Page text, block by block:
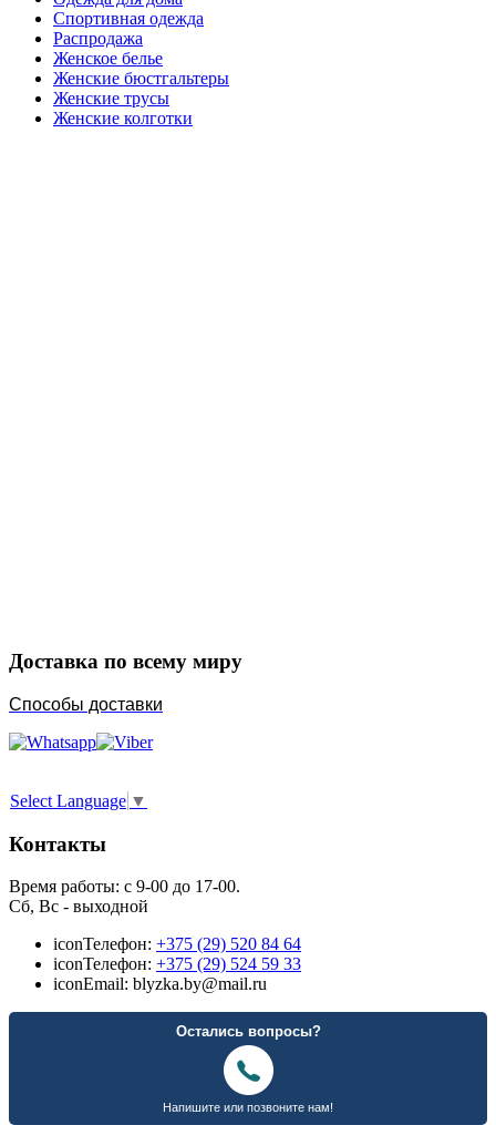
Спортивная одежда
Распродажа
Женское белье
Женские бюстгальтеры
Женские трусы
Женские колготки
Доставка по всему миру
Способы доставки
Select Language ▼
Контакты
Время работы: с 9-00 до 17-00.
Сб, Вс - выходной
iconТелефон: +375 (29) 520 84 64
iconТелефон: +375 (29) 524 59 33
iconEmail: blyzka.by@mail.ru